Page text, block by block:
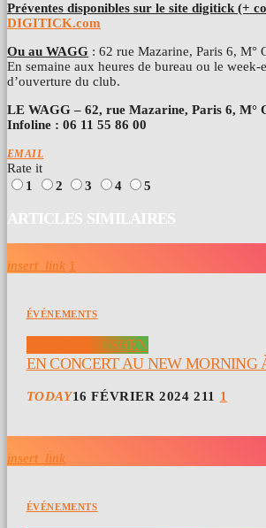
Préventes disponibles sur le site digitick (+
DIGITICK.com
Ou au WAGG : 62 rue Mazarine, Paris 6, M°
En semaine aux heures de bureau ou le week-
d’ouverture du club.
LE WAGG – 62, rue Mazarine, Paris 6, M°
Infoline : 06 11 55 86 00
EMAIL
Rate it
1
2 3 4 5
ARTICLES SIMILAIRES
insert_link 1
ÉVÉNEMENTS
PATRICE RUSHEN
EN CONCERT AU NEW MORNING
TODAY16 FÉVRIER 2024 211 1
insert_link
ÉVÉNEMENTS